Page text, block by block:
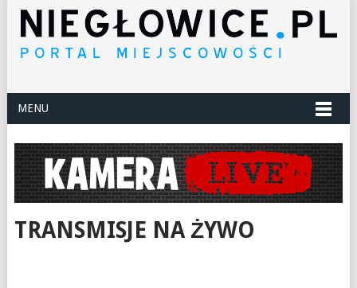
MENU
TRANSMISJE NA ŻYWO